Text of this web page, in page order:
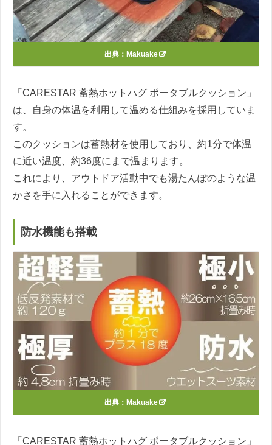
出典： Makuake
「CARESTAR 蓄熱ホットハグ ポータブルクッション」
は、自身の体温を利用して温める仕組みを採用していま
す。
このクッションは蓄熱材を使用しており、約1分で体温
に近い温度、約36度にまで温まります。
これにより、アウトドア活動中でも湯たんぽのような温
かさを手に入れることができます。
防水機能も搭載
出典： Makuake
「CARESTAR 蓄熱ホットハグ ポータブルクッション」